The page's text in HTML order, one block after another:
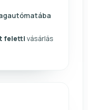
feletti vásárlás